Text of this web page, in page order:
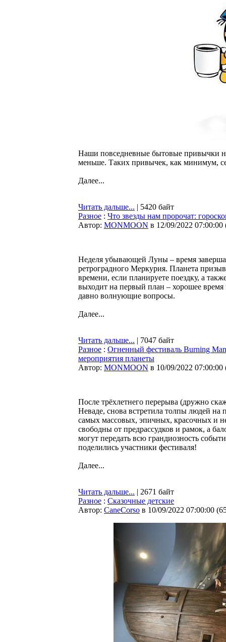
Наши повседневные бытовые привычки
меньше. Таких привычек, как минимум,
Далее...
Читать дальше... | 5420 байт
Разное : Что звезды нам пророчат:
Автор: MONMOON в 12/09/2022 07:00:00
Неделя убывающей Луны – время
ретроградного Меркурия. Планета
времени, если планируете поездку, а
выходит на первый план – хорошее
давно волнующие вопросы.
Далее...
Читать дальше... | 7047 байт
Разное : Огненный фестиваль Burning
мероприятия планеты
Автор: MONMOON в 10/09/2022 07:00:00
После трёхлетнего перерыва (дружно
Неваде, снова встретила толпы людей
самых массовых, эпичных, красочных и
свободны от предрассудков и рамок, а
могут передать всю грандиозность
поделились участники фестиваля!
Далее...
Читать дальше... | 2671 байт
Разное : Сказочные детские
Автор: CaneCorso в 10/09/2022 07:00:00 (